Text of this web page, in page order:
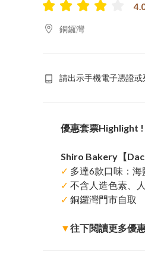
銅鑼灣
請出示手機電子憑證或
優惠套票Highlight !
Shiro Bakery【
✓ 多達6款口味：
✓ 不含人造色素、
✓ 銅鑼灣門市自取
▼往下閱讀更多優